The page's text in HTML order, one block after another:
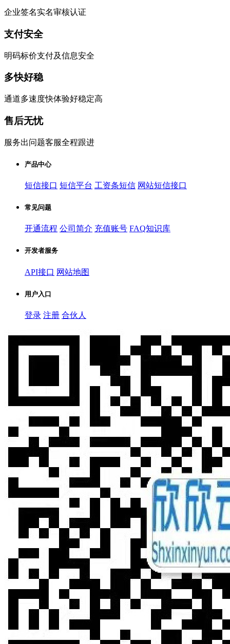
企业签名实名审核认证
支付安全
明码标价支付及信息安全
多快好稳
通道多速度快体验好稳定高
售后无忧
服务出问题客服全程跟进
产品中心
短信接口 短信平台 工资条短信 网站短信接口
常见问题
开通流程 公司简介 充值账号 FAQ知识库
开发者服务
API接口 网站地图
用户入口
登录 注册 合伙人